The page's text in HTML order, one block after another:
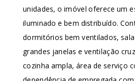
unidades, o imóvel oferece um
iluminado e bem distribuído.
dormitórios bem ventilados,
grandes janelas e ventilação
cozinha ampla, área de serviço